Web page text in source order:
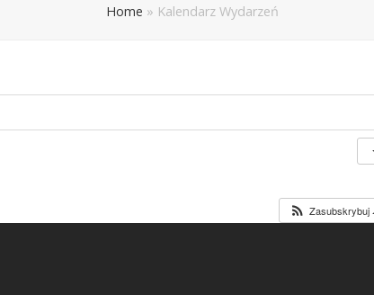
Home » Kalendarz Wydarzeń
Zasubskrybuj